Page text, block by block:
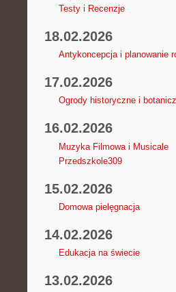
Testy i Recenzje
18.02.2026
Antykoncepcja i planowanie
17.02.2026
Ogrody historyczne i
16.02.2026
Muzyka Filmowa i Musicale
Przedszkole309
15.02.2026
Domowa pielęgnacja
14.02.2026
Edukacja na świecie
13.02.2026